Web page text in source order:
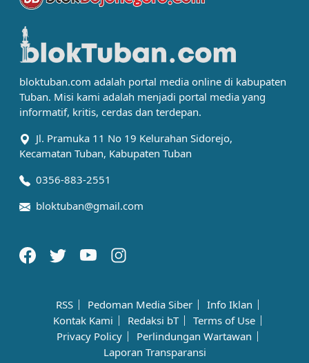
bloktuban.com adalah portal media online di kabupaten
Tuban. Misi kami adalah menjadi portal media yang
informatif, kritis, cerdas dan terdepan.
Jl. Pramuka 11 No 19 Kelurahan Sidorejo,
Kecamatan Tuban, Kabupaten Tuban
0356-883-2551
bloktuban@gmail.com
RSS Pedoman Media Siber
Info Iklan
Kontak Kami
Redaksi bT
Terms of Use
Privacy Policy
Perlindungan Wartawan
Laporan Transparansi